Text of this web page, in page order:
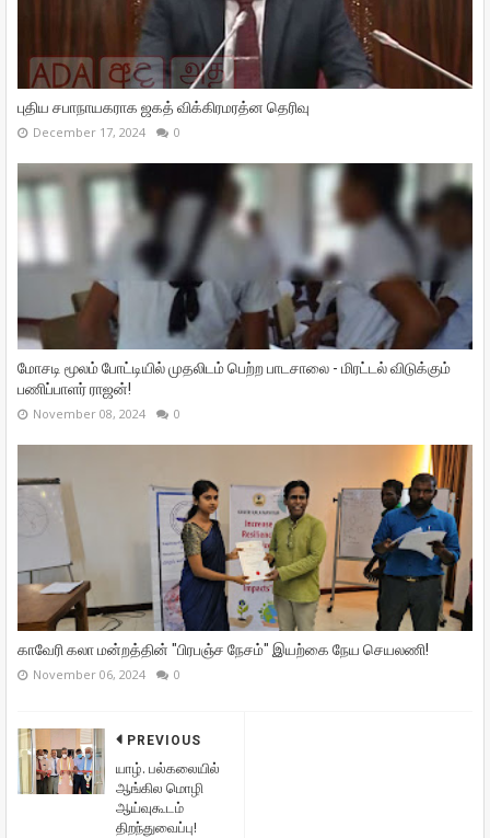
புதிய சபாநாயகராக ஜகத் விக்கிரமரத்ன தெரிவு
December 17, 2024 0
மோசடி மூலம் போட்டியில் முதலிடம் பெற்ற பாடசாலை - மிரட்டல் விடுக்கும்
பணிப்பாளர் ராஜன்!
November 08, 2024 0
காவேரி கலா மன்றத்தின் "பிரபஞ்ச நேசம்" இயற்கை நேய செயலணி!
November 06, 2024 0
PREVIOUS
யாழ். பல்கலையில்
ஆங்கில மொழி
ஆய்வுகூடம்
திறந்துவைப்பு!